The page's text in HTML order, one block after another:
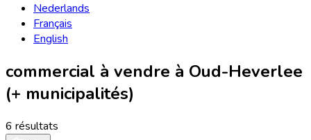
Nederlands
Français
English
commercial à vendre à Oud-Heverlee
(+ municipalités)
6 résultats